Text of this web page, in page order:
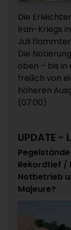
Die
Iran-Kriegs
Juli
Die
oben – bis in
freilich von
höheren
(07:00)
UPDATE -
Rekordtief /
Notbetrieb
Majeure?